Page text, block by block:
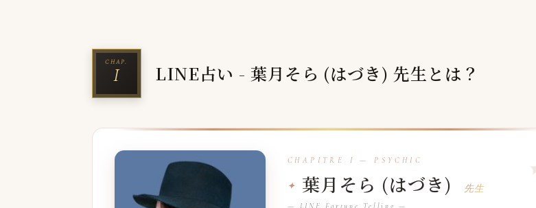
LINE占い - 葉月そら (はづき) 先生とは？
葉月そら (はづき) 先生
— LINE Fortune Telling —